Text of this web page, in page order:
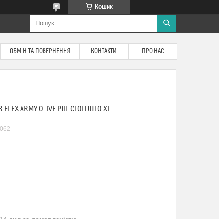
Кошик
ОБМІН ТА ПОВЕРНЕННЯ КОНТАКТИ ПРО НАС
FLEX ARMY OLIVE РІП-СТОП ЛІТО XL